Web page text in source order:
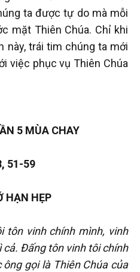
ta được tự do mà mỗi
mặt Thiên Chúa. Chỉ khi
này, trái tim chúng ta mới
việc phục vụ Thiên Chúa
5 MÙA CHAY
51-59
HẠN HẸP
tôn vinh chính mình, vinh
cả. Đấng tôn vinh tôi chính
gọi là Thiên Chúa của